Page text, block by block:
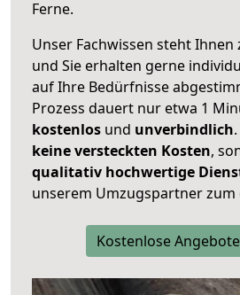
Ferne.
Unser Fachwissen steht
und Sie erhalten gerne
auf Ihre Bedürfnisse
Prozess dauert nur etwa 1
kostenlos und unverbindlich
keine versteckten Kosten,
qualitativ hochwertige
unserem Umzugspartner zum
Kostenlose